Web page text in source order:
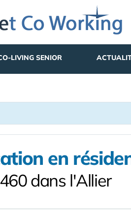
LIVING SENIOR
en
dans l'Allier